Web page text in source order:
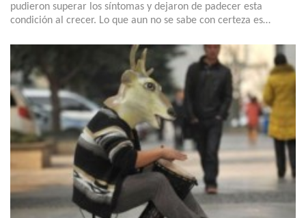
pudieron superar los síntomas y dejaron de padecer esta
condición al crecer. Lo que aun no se sabe con certeza es…